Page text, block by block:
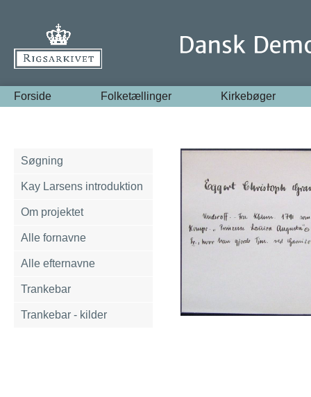
Forside Folketællinger Kirkebøger
Søgning
Kay Larsens introduktion
Om projektet
Alle fornavne
Alle efternavne
Trankebar
Trankebar - kilder